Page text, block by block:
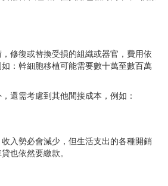
修復或替換受損的組織或器官，費用依
：幹細胞移植可能需要數十萬至數百萬
還需考慮到其他間接成本，例如：
入勢必會減少，但生活支出的各種開銷
也依然要繳款。